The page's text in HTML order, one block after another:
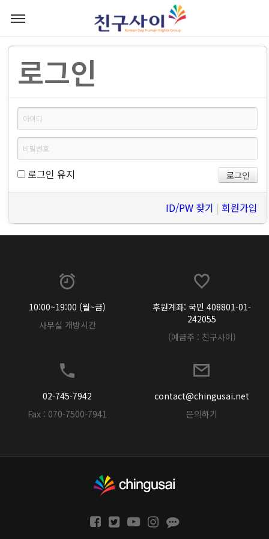
로그인
로그인 유지
ID/PW 찾기 | 회원가입
10:00~19:00 (월~금)
사무실 개방시간
후원계좌: 국민 408801-01-
242055
(예금주 : 친구사이)
02-745-7942
Fax : 070-7500-7941
contact@chingusai.net
문의하기